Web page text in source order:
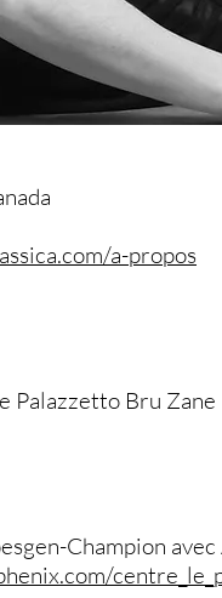
a-propos
Palazzetto Bru Zane
Champion